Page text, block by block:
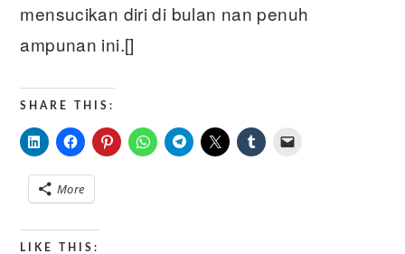
mensucikan diri di bulan nan penuh
ampunan ini.[]
SHARE THIS:
More
LIKE THIS: